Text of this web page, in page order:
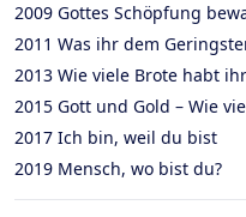
2009 Gottes Schöpfung
2011 Was ihr dem
2013 Wie viele Brote habt
2015 Gott und Gold – Wie
2017 Ich bin, weil du bist
2019 Mensch, wo bist du?